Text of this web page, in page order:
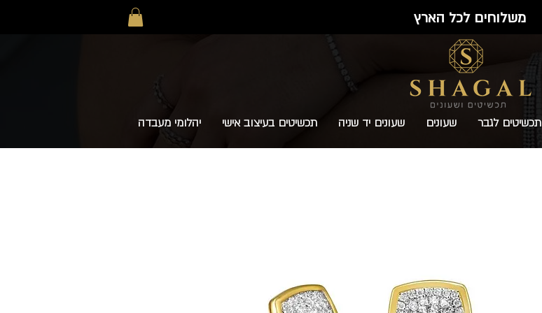
משלוחים לכל הארץ
תכשיטים לגבר שעונים שעונים יד שניה תכשיטים בעיצוב אישי יהלומי מעבדה